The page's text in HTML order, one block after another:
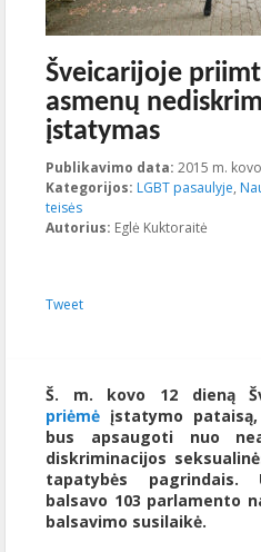
Šveicarijoje
asmenų
įstatymas
Publikavimo data: 2015 m.
Kategorijos: LGBT pasaulyje,
teisės
Autorius: Eglė Kuktoraitė
Tweet
Š. m. kovo 12 dieną
priėmė įstatymo
bus apsaugoti nuo
diskriminacijos
tapatybės
balsavo 103 parlamento
balsavimo susilaikė.